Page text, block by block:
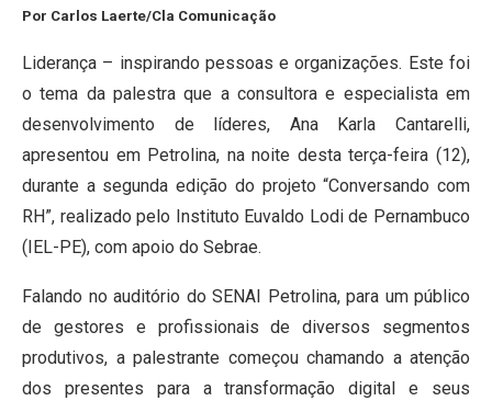
Por Carlos Laerte/Cla Comunicação
Liderança – inspirando pessoas e organizações. Este foi
o tema da palestra que a consultora e especialista em
desenvolvimento de líderes, Ana Karla Cantarelli,
apresentou em Petrolina, na noite desta terça-feira (12),
durante a segunda edição do projeto “Conversando com
RH”, realizado pelo Instituto Euvaldo Lodi de Pernambuco
(IEL-PE), com apoio do Sebrae.
Falando no auditório do SENAI Petrolina, para um público
de gestores e profissionais de diversos segmentos
produtivos, a palestrante começou chamando a atenção
dos presentes para a transformação digital e seus